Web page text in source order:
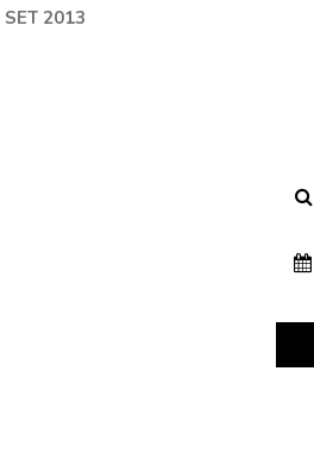
SET 2013